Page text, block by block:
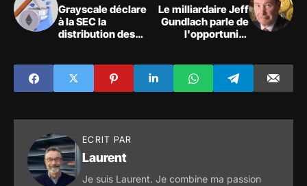
Grayscale déclare
à la SEC la
distribution des
Proof-of-Work -
Bitcoin News
Le milliardaire Jeff
Gundlach parle de
l'opportunité
et met en garde lui
aussi contre le
risque de déflation
ECRIT PAR
Laurent
Je suis Laurent. Je combine ma passion